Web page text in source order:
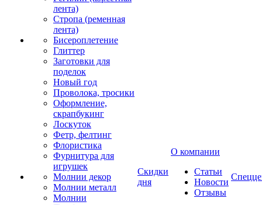
лента)
Стропа (ременная
лента)
Бисероплетение
Глиттер
Заготовки для
поделок
Новый год
Проволока, тросики
Оформление,
скрапбукинг
Лоскуток
Фетр, фелтинг
Флористика
Фурнитура для
игрушек
Молнии декор
Молнии металл
Молнии
Скидки
дня
О компании
Статьи
Новости
Отзывы